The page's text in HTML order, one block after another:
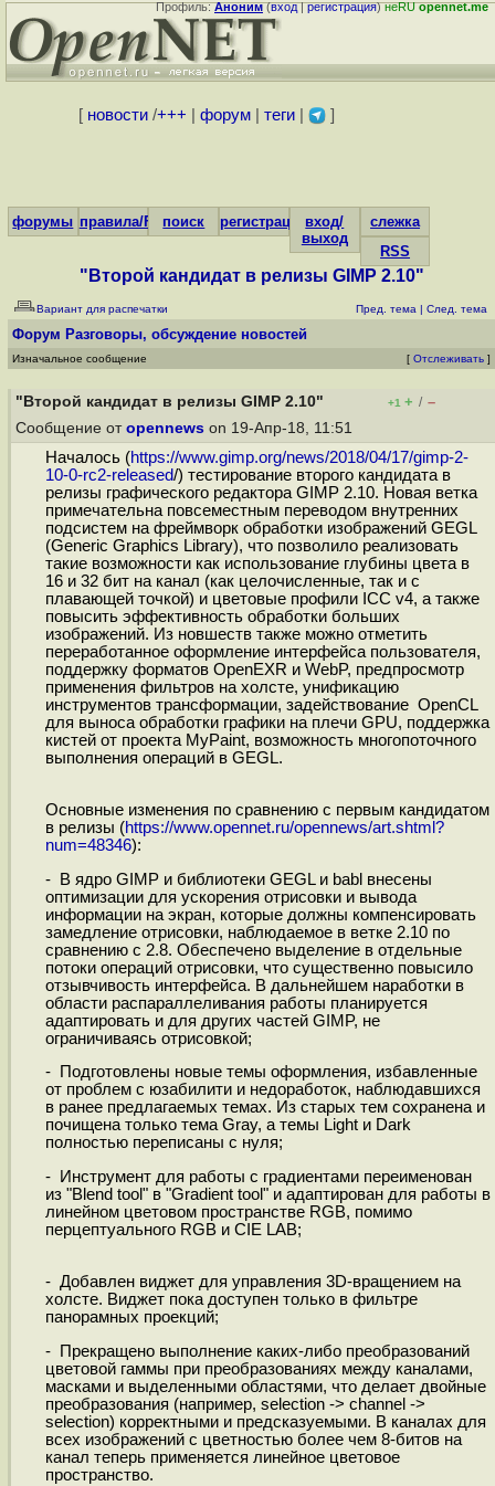
Профиль:Аноним(вход|регистрация)неRUopennet.me
[ новости/+++ форум| теги| ]
форумы правила/FAQпоиск регистрациявход/
выход
слежка
RSS
"Второй кандидат в релизы GIMP 2.10"
Вариант для распечатки Пред. тема | След. тема
Форум Разговоры, обсуждение новостей
Изначальное сообщение [ Отслеживать ]
"Второй кандидат в релизы GIMP 2.10" +1 + / –
Сообщение от opennews on 19-Апр-18, 11:51
Началось (https://www.gimp.org/news/2018/04/17/gimp-2-
10-0-rc2-released/) тестирование второго кандидата в
релизы графического редактора GIMP 2.10. Новая ветка
примечательна повсеместным переводом внутренних
подсистем на фреймворк обработки изображений GEGL
(Generic Graphics Library), что позволило реализовать
такие возможности как использование глубины цвета в
16 и 32 бит на канал (как целочисленные, так и с
плавающей точкой) и цветовые профили ICC v4, а также
повысить эффективность обработки больших
изображений. Из новшеств также можно отметить
переработанное оформление интерфейса пользователя,
поддержку форматов OpenEXR и WebP, предпросмотр
применения фильтров на холсте, унификацию
инструментов трансформации, задействование OpenCL
для выноса обработки графики на плечи GPU, поддержка
кистей от проекта MyPaint, возможность многопоточного
выполнения операций в GEGL.
Основные изменения по сравнению с первым кандидатом
в релизы (https://www.opennet.ru/opennews/art.shtml?
num=48346):
- В ядро GIMP и библиотеки GEGL и babl внесены
оптимизации для ускорения отрисовки и вывода
информации на экран, которые должны компенсировать
замедление отрисовки, наблюдаемое в ветке 2.10 по
сравнению с 2.8. Обеспечено выделение в отдельные
потоки операций отрисовки, что существенно повысило
отзывчивость интерфейса. В дальнейшем наработки в
области распараллеливания работы планируется
адаптировать и для других частей GIMP, не
ограничиваясь отрисовкой;
- Подготовлены новые темы оформления, избавленные
от проблем с юзабилити и недоработок, наблюдавшихся
в ранее предлагаемых темах. Из старых тем сохранена и
почищена только тема Gray, а темы Light и Dark
полностью переписаны с нуля;
- Инструмент для работы с градиентами переименован
из "Blend tool" в "Gradient tool" и адаптирован для работы в
линейном цветовом пространстве RGB, помимо
перцептуального RGB и CIE LAB;
- Добавлен виджет для управления 3D-вращением на
холсте. Виджет пока доступен только в фильтре
панорамных проекций;
- Прекращено выполнение каких-либо преобразований
цветовой гаммы при преобразованиях между каналами,
масками и выделенными областями, что делает двойные
преобразования (например, selection -> channel ->
selection) корректными и предсказуемыми. В каналах для
всех изображений с цветностью более чем 8-битов на
канал теперь применяется линейное цветовое
пространство.